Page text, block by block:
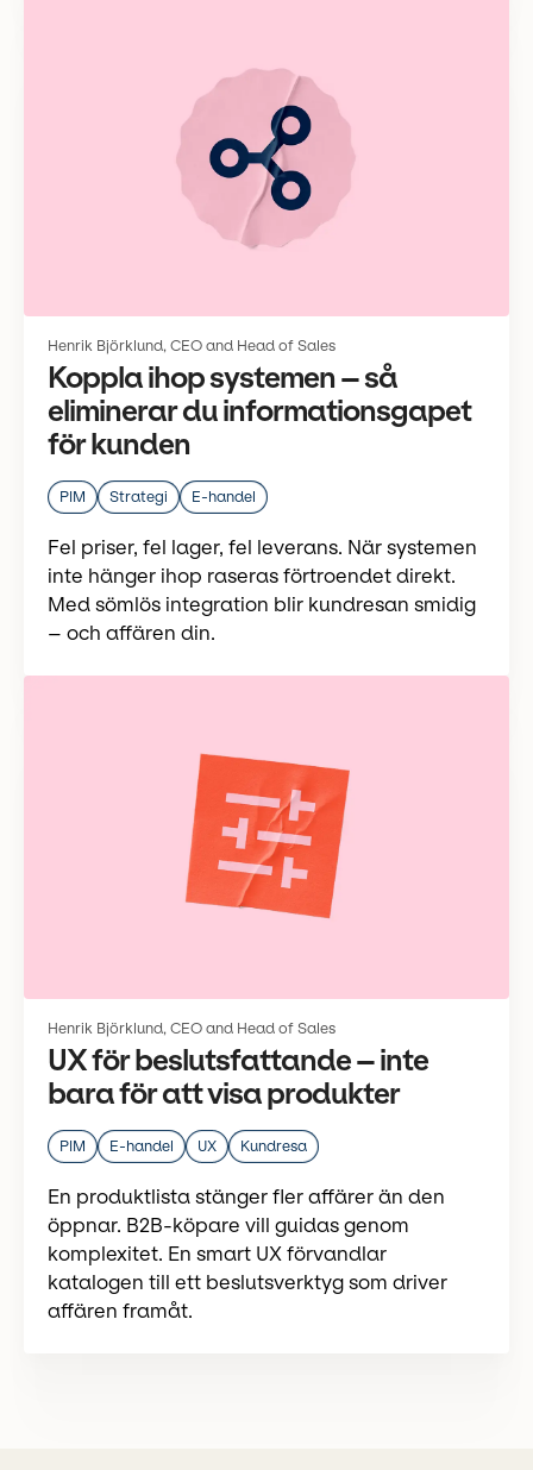
Henrik Björklund, CEO and Head of Sales
Koppla ihop systemen – så
eliminerar du informationsgapet
för kunden
PIM Strategi E-handel
Fel priser, fel lager, fel leverans. När systemen
inte hänger ihop raseras förtroendet direkt.
Med sömlös integration blir kundresan smidig
– och affären din.
Henrik Björklund, CEO and Head of Sales
UX för beslutsfattande – inte
bara för att visa produkter
PIM E-handel UX Kundresa
En produktlista stänger fler affärer än den
öppnar. B2B-köpare vill guidas genom
komplexitet. En smart UX förvandlar
katalogen till ett beslutsverktyg som driver
affären framåt.